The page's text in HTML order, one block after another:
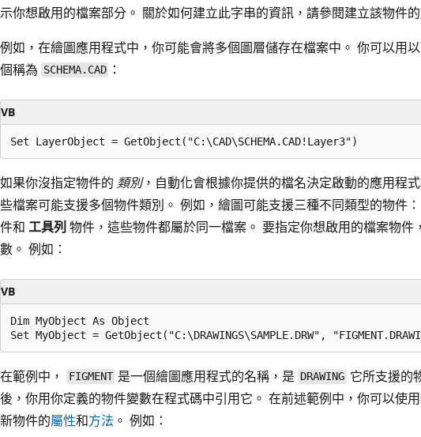
示你想啟用的檔案部分。 關於如何建立此字串的資訊，請參閱建立該物件
例如，在繪圖應用程式中，你可能會將多個圖層儲存在檔案中。 你可以用
個稱為 SCHEMA.CAD ：
VB
如果你沒指定物件的 類別，自動化會根據你提供的檔名決定啟動的應用程
些檔案可能支援多個物件類別。 例如，繪圖可能支援三種不同類型的物件：
件和 工具列物件，這些物件都屬於同一檔案。 要指定你想啟用的檔案物件
數。 例如：
VB
Dim MyObject As Object
在範例中， FIGMENT 是一個繪圖應用程式的名稱，是 DRAWING 它所支援的
後，你用你定義的物件變數在程式碼中引用它。 在前述範例中，你可以使
新物件的屬性和方法 。 例如：